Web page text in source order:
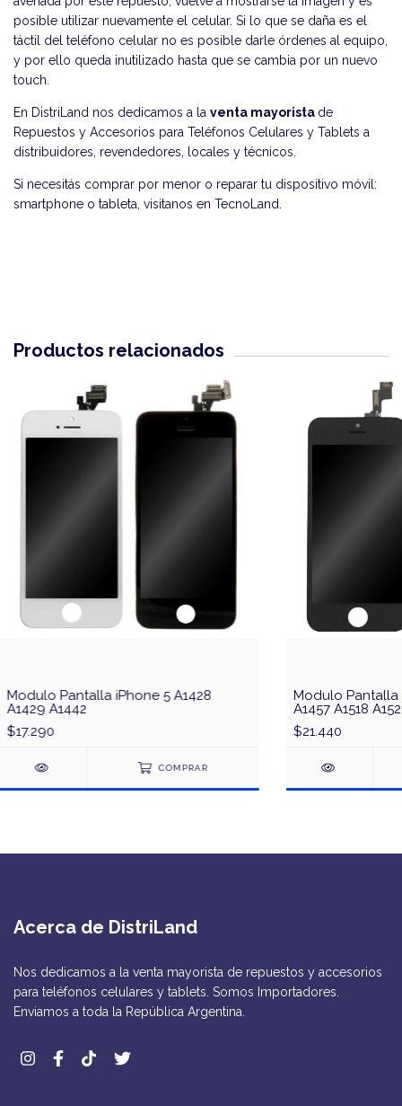
posible utilizar nuevamente el celular. Si lo que se daña es el
táctil del teléfono celular no es posible darle órdenes al equipo,
y por ello queda inutilizado hasta que se cambia por un nuevo
touch.
En DistriLand nos dedicamos a la venta mayorista de
Repuestos y Accesorios para Teléfonos Celulares y Tablets a
distribuidores, revendedores, locales y técnicos.
Si necesitás comprar por menor o reparar tu dispositivo móvil:
smartphone o tableta, visitanos en TecnoLand
Productos relacionados
Modulo Pantalla iPhone 5 A1428
A1429 A1442
$17.290
COMPRAR
Modulo Pantalla
A1457 A1518
$21.440
Acerca de DistriLand
Nos dedicamos a la venta mayorista de repuestos y accesorios
para teléfonos celulares y tablets. Somos Importadores.
Enviamos a toda la República Argentina.